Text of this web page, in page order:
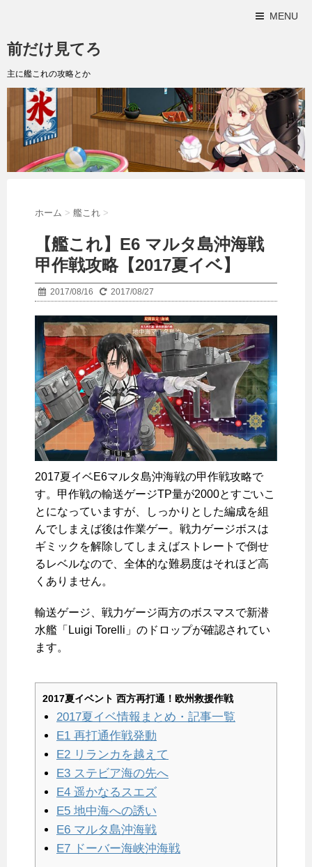
MENU
前だけ見てろ
主に艦これの攻略とか
ホーム > 艦これ >
【艦これ】E6 マルタ島沖海戦
甲作戦攻略【2017夏イベ】
2017/08/16 2017/08/27
2017夏イベE6マルタ島沖海戦の甲作戦攻略で
す。甲作戦の輸送ゲージTP量が2000とすごいこ
とになっていますが、しっかりとした編成を組
んでしまえば後は作業ゲー。戦力ゲージボスは
ギミックを解除してしまえばストレートで倒せ
るレベルなので、全体的な難易度はそれほど高
くありません。
輸送ゲージ、戦力ゲージ両方のボスマスで新潜
水艦「Luigi Torelli」のドロップが確認されてい
ます。
2017夏イベント 西方再打通！欧州救援作戦
2017夏イベ情報まとめ・記事一覧
E1 再打通作戦発動
E2 リランカを越えて
E3 ステビア海の先へ
E4 遥かなるスエズ
E5 地中海への誘い
E6 マルタ島沖海戦
E7 ドーバー海峡沖海戦